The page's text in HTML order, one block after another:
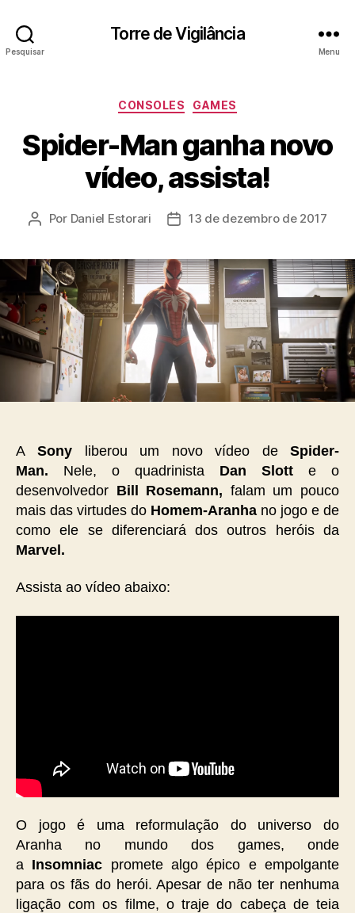
Pesquisar
Torre de Vigilância
Menu
Categorias
CONSOLES GAMES
Spider-Man ganha novo
vídeo, assista!
Autor
Por Daniel Estorari
Data13 de dezembro de 2017
ASony liberou um novo vídeo deSpider-
Man. Nele, o quadrinista Dan Slott e o
desenvolvedor Bill Rosemann, falam um pouco
mais das virtudes do Homem-Aranha no jogo e de
como ele se diferenciará dos outros heróis da
Marvel.
Assista ao vídeo abaixo:
O jogo é uma reformulação do universo do
Aranha no mundo dos games, onde
a Insomniac promete algo épico e empolgante
para os fãs do herói. Apesar de não ter nenhuma
ligação com os filme, o traje do cabeça de teia